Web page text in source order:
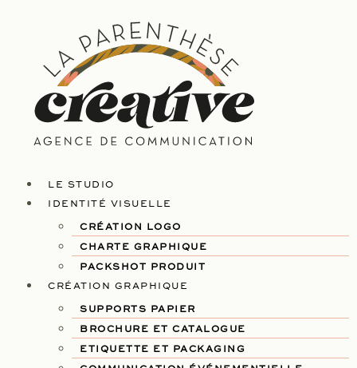
LE STUDIO
IDENTITÉ VISUELLE
CRÉATION LOGO
CHARTE GRAPHIQUE
PACKSHOT PRODUIT
CRÉATION GRAPHIQUE
SUPPORTS PAPIER
BROCHURE ET CATALOGUE
ETIQUETTE ET PACKAGING